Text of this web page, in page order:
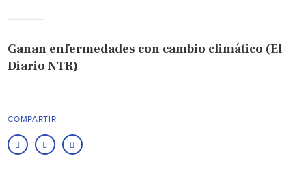
Ganan enfermedades con cambio climático (El
Diario NTR)
COMPARTIR